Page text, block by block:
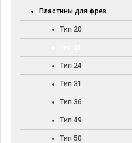
Пластины для фрез
Тип 20
Тип 24
Тип 31
Тип 36
Тип 49
Тип 50